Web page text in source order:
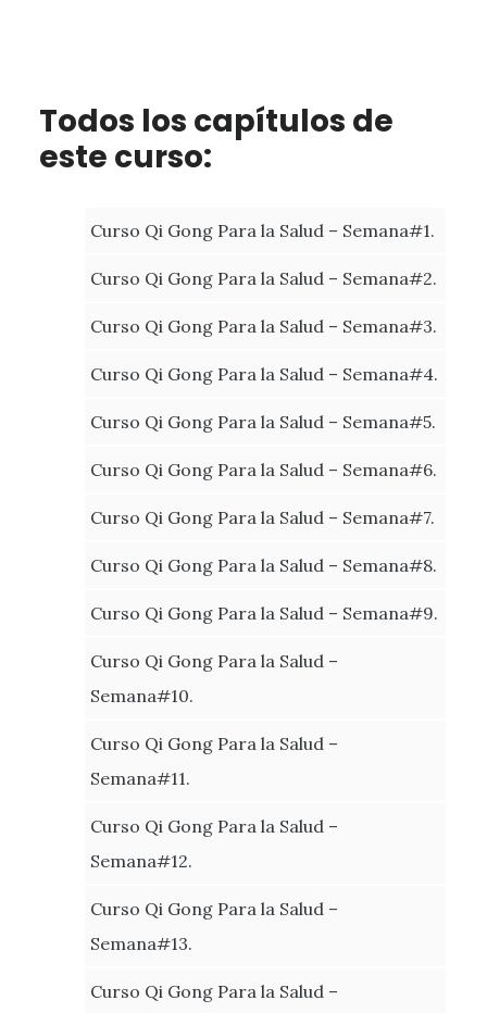
Todos los capítulos de
este curso:
Curso Qi Gong Para la Salud – Semana#1.
Curso Qi Gong Para la Salud – Semana#2.
Curso Qi Gong Para la Salud – Semana#3.
Curso Qi Gong Para la Salud – Semana#4.
Curso Qi Gong Para la Salud – Semana#5.
Curso Qi Gong Para la Salud – Semana#6.
Curso Qi Gong Para la Salud – Semana#7.
Curso Qi Gong Para la Salud – Semana#8.
Curso Qi Gong Para la Salud – Semana#9.
Curso Qi Gong Para la Salud –
Semana#10.
Curso Qi Gong Para la Salud –
Semana#11.
Curso Qi Gong Para la Salud –
Semana#12.
Curso Qi Gong Para la Salud –
Semana#13.
Curso Qi Gong Para la Salud –